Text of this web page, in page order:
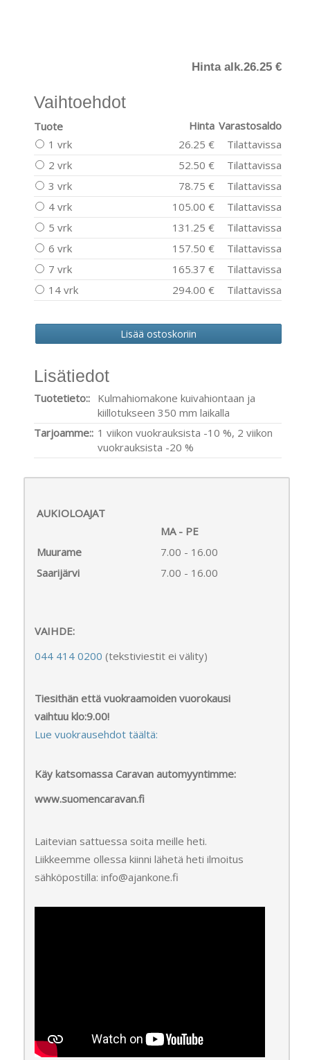
Hinta alk.26.25 €
Vaihtoehdot
Tuote Hinta Varastosaldo
1 vrk
26.25 €
Tilattavissa
2 vrk
52.50 €
Tilattavissa
3 vrk
78.75 €
Tilattavissa
4 vrk
105.00 €
Tilattavissa
5 vrk
131.25 €
Tilattavissa
6 vrk
157.50 €
Tilattavissa
7 vrk
165.37 €
Tilattavissa
14 vrk
294.00 € Tilattavissa
Lisätiedot
Tuotetieto:: Kulmahiomakone kuivahiontaan ja
kiillotukseen 350 mm laikalla
Tarjoamme:: 1 viikon vuokrauksista -10 %, 2 viikon
vuokrauksista -20 %
AUKIOLOAJAT
MA - PE
Muurame
7.00 - 16.00
Saarijärvi
7.00 - 16.00
VAIHDE:
044 414 0200 (tekstiviestit ei välity)
Tiesithän että vuokraamoiden vuorokausi
vaihtuu klo:9.00!
Lue vuokrausehdot täältä:
Käy katsomassa Caravan automyyntimme:
www.suomencaravan.fi
Laitevian sattuessa soita meille heti.
Liikkeemme ollessa kiinni lähetä heti ilmoitus
sähköpostilla: info@ajankone.fi